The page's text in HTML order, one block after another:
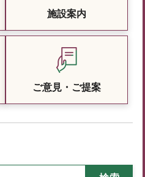
施設案内
ご意見・ご提案